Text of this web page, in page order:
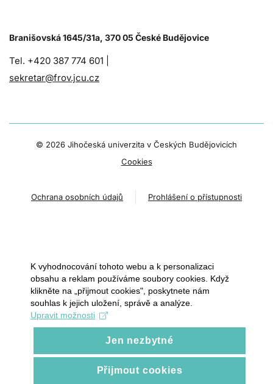
Branišovská 1645/31a, 370 05 České Budějovice
Tel. +420 387 774 601 |
sekretar@frov.jcu.cz
© 2026 Jihočeská univerzita v Českých Budějovicích
Cookies
Ochrana osobních údajů Prohlášení o přístupnosti
K vyhodnocování tohoto webu a k personalizaci
obsahu a reklam používáme soubory cookies. Když
klikněte na „přijmout cookies", poskytnete nám
souhlas k jejich uložení, správě a analýze.
Upravit možnosti
Jen nezbytné
Přijmout cookies